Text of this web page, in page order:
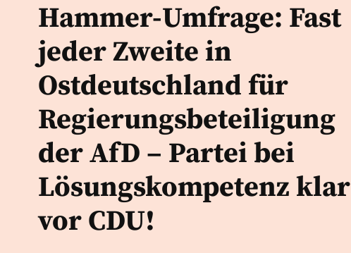
Hammer-Umfrage: Fast
jeder Zweite in
Ostdeutschland für
Regierungsbeteiligung
der AfD – Partei bei
Lösungskompetenz klar
vor CDU!